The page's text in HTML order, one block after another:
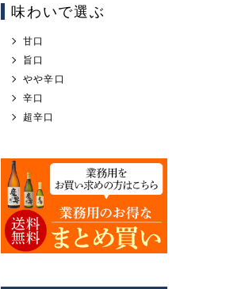
味わいで選ぶ
甘口
旨口
やや辛口
辛口
超辛口